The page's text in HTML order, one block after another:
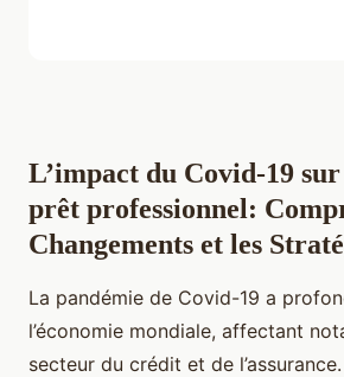
L’impact du Covid-19 sur
prêt professionnel:
Changements et les
La pandémie de Covid-19 a
l’économie mondiale, affectant
secteur du crédit et de